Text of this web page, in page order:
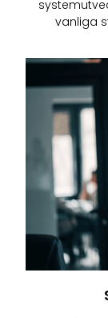
vanliga